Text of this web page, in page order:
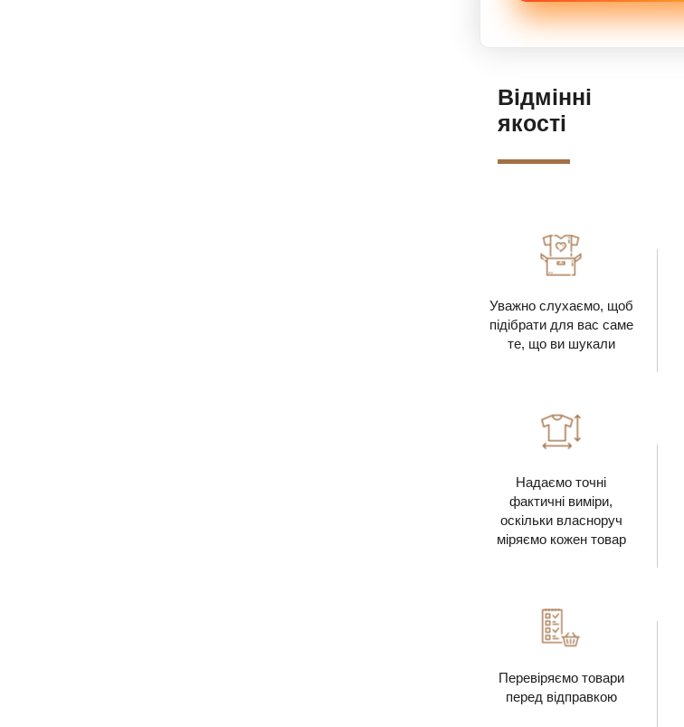
Відмінні
якості
Уважно слухаємо, щоб
підібрати для вас саме
те, що ви шукали
Надаємо точні
фактичні виміри,
оскільки власноруч
міряємо кожен товар
Перевіряємо товари
перед відправкою